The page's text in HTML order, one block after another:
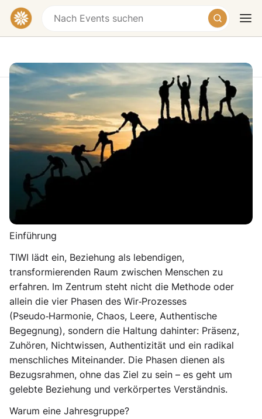
HeuteMorgenWochenende
TIWI Jahresgruppe: Vertiefung des
Wir-Prozesses und Raumhaltungs-
Ausbildung
Schloss Tempelhof eG, Tempelhof, 74594
Kreßberg, Germany
€280
Einführung
TIWI lädt ein, Beziehung als lebendigen,
transformierenden Raum zwischen Menschen zu
erfahren. Im Zentrum steht nicht die Methode oder
allein die vier Phasen des Wir‑Prozesses
(Pseudo‑Harmonie, Chaos, Leere, Authentische
Begegnung), sondern die Haltung dahinter: Präsenz,
Zuhören, Nichtwissen, Authentizität und ein radikal
menschliches Miteinander. Die Phasen dienen als
Bezugsrahmen, ohne das Ziel zu sein – es geht um
gelebte Beziehung und verkörpertes Verständnis.
Warum eine Jahresgruppe?